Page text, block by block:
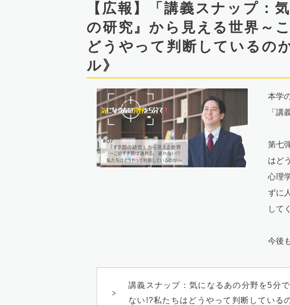
【広報】「講義スナップ：
の研究』から見える世界～
どうやって判断しているの
ル》
本学
「講
第七
はど
心理
ずに
して
今後
講義スナップ：気になるあの分野を5分
ない!?私たちはどうやって判断している